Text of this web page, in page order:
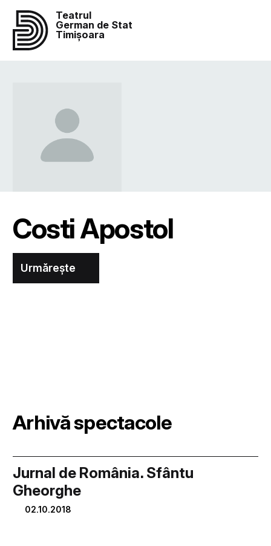
Teatrul
German de Stat
Timișoara
Costi Apostol
Urmărește
Arhivă spectacole
Jurnal de România. Sfântu
Gheorghe
02.10.2018